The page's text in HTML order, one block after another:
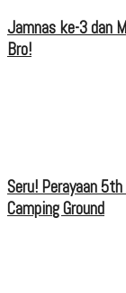
Jamnas ke-3 dan
Bro!
Seru! Perayaan
Camping Ground